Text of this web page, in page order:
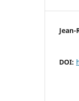
DOI: